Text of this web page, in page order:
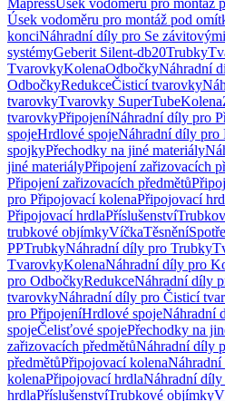
MapressÚsek vodoměru pro montáž
Úsek vodoměru pro montáž pod
konciNáhradní díly pro Se
systémyGeberit Silent-db20Trubky
TvarovkyKolenaOdbočkyNáhradní
OdbočkyRedukceČisticí tvarovky
tvarovkyTvarovky SuperTubeKolena
tvarovkyPřipojeníNáhradní díly pro
spojeHrdlové spojeNáhradní díly pro
spojkyPřechodky na jiné materiály
jiné materiályPřipojení zařizovacích
Připojení zařizovacích předmětů
pro Připojovací kolenaPřipojovací
Připojovací hrdlaPříslušenství
trubkové objímkyVíčkaTěsnění
PPTrubkyNáhradní díly pro Trubky
TvarovkyKolenaNáhradní díly pro
pro OdbočkyRedukceNáhradní díly
tvarovkyNáhradní díly pro Čisticí
pro PřipojeníHrdlové spojeNáhradní
spojeČelisťové spojePřechodky na
zařizovacích předmětůNáhradní díly
předmětůPřipojovací kolena
kolenaPřipojovací hrdlaNáhradní
hrdlaPříslušenstvíTrubkové objímky